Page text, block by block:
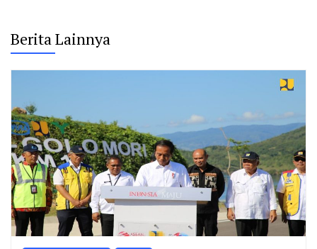
Berita Lainnya